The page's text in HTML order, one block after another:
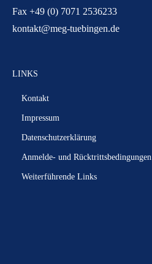
Fax +49 (0) 7071 2536233
kontakt@meg-tuebingen.de
LINKS
Kontakt
Impressum
Datenschutzerklärung
Anmelde- und Rücktrittsbedingungen
Weiterführende Links